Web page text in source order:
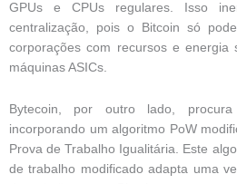
GPUs e CPUs regulares. Isso
centralização, pois o Bitcoin só
corporações com recursos e energia
máquinas ASICs.
Bytecoin, por outro lado,
incorporando um algoritmo PoW
Prova de Trabalho Igualitária. Este
de trabalho modificado adapta uma